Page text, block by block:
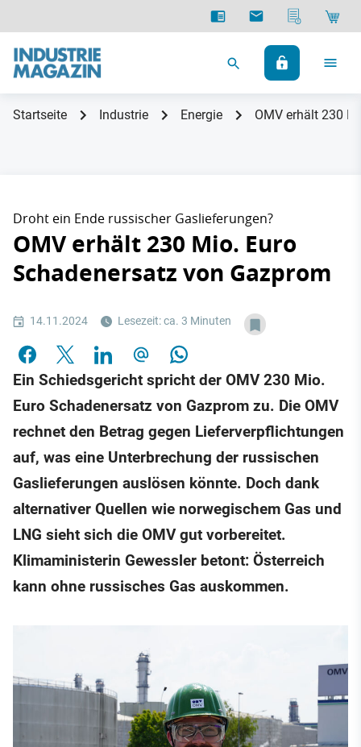
Startseite Industrie Energie OMV erhält 230
Droht ein Ende russischer Gaslieferungen?
OMV erhält 230 Mio. Euro
Schadenersatz von Gazprom
14.11.2024 Lesezeit: ca. 3 Minuten
Ein Schiedsgericht spricht der OMV 230 Mio.
Euro Schadenersatz von Gazprom zu. Die OMV
rechnet den Betrag gegen Lieferverpflichtungen
auf, was eine Unterbrechung der russischen
Gaslieferungen auslösen könnte. Doch dank
alternativer Quellen wie norwegischem Gas und
LNG sieht sich die OMV gut vorbereitet.
Klimaministerin Gewessler betont: Österreich
kann ohne russisches Gas auskommen.